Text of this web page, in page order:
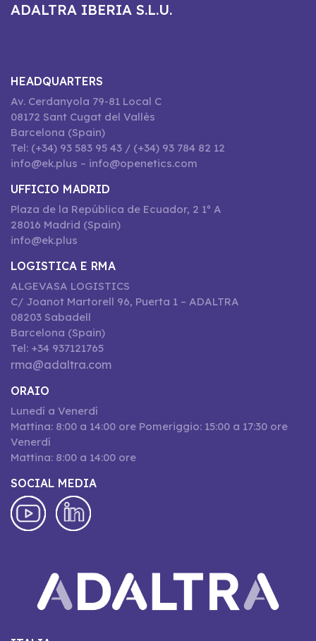
ADALTRA IBERIA S.L.U.
HEADQUARTERS
Av. Cerdanyola 79-81 Local C
08172 Sant Cugat del Vallès
Barcelona (Spain)
Tel: (+34) 93 583 95 43 / (+34) 93 784 82 12
info@ek.plus – info@openetics.com
UFFICIO MADRID
Plaza de la República de Ecuador, 2 1º A
28016 Madrid (Spain)
info@ek.plus
LOGISTICA E RMA
ALGEVASA LOGISTICS
C/ Joanot Martorell 96, Puerta 1 – ADALTRA
08203 Sabadell
Barcelona (Spain)
Tel: +34 937121765
rma@adaltra.com
ORAIO
Lunedí a Venerdí
Mattina: 8:00 a 14:00 ore Pomeriggio: 15:00 a 17:30 ore
Venerdí
Mattina: 8:00 a 14:00 ore
SOCIAL MEDIA